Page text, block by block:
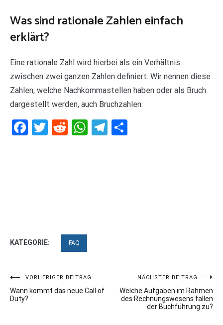
Was sind rationale Zahlen einfach
erklärt?
Eine rationale Zahl wird hierbei als ein Verhältnis
zwischen zwei ganzen Zahlen definiert. Wir nennen diese
Zahlen, welche Nachkommastellen haben oder als Bruch
dargestellt werden, auch Bruchzahlen.
Facebook
Twitter
RedditWhatsApp
Telegram
KATEGORIE: FAQ
Beitragsnavigation
VORHERIGER BEITRAG
Wann kommt das neue Call of
Duty?
NÄCHSTER BEITRAG
Welche Aufgaben im Rahmen
des Rechnungswesens fallen
der Buchführung zu?